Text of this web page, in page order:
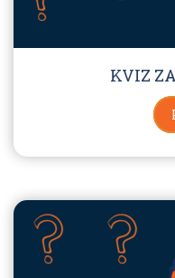
KVIZ